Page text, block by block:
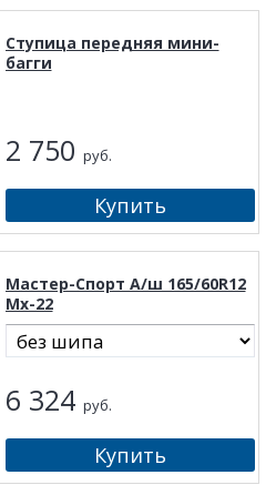
Ступица передняя мини-
багги
2 750 руб.
Мастер-Спорт А/ш 165/60R12
Mx-22
6 324 руб.